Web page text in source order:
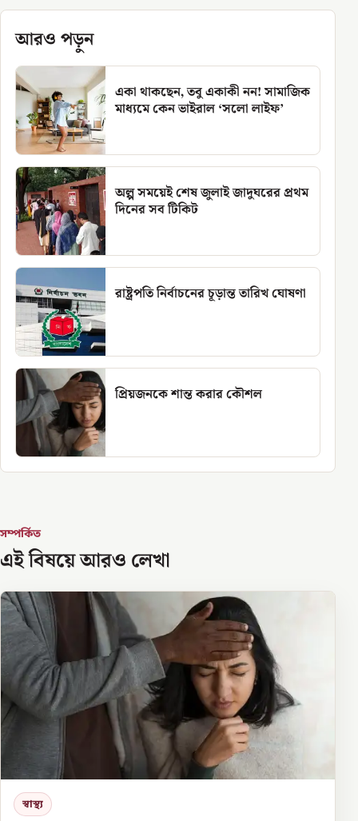
আরও পড়ুন
একা থাকছেন, তবু একাকী নন! সামাজিক
মাধ্যমে কেন ভাইরাল ‘সলো লাইফ’
অল্প সময়েই শেষ জুলাই জাদুঘরের প্রথম
দিনের সব টিকিট
রাষ্ট্রপতি নির্বাচনের চূড়ান্ত তারিখ ঘোষণা
প্রিয়জনকে শান্ত করার কৌশল
সম্পর্কিত
এই বিষয়ে আরও লেখা
স্বাস্থ্য